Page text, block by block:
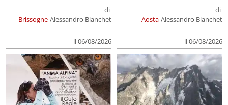
Brissogne
di
Alessandro Bianchet
il 06/08/2026
Aosta
di
Alessandro Bianchet
il 06/08/2026